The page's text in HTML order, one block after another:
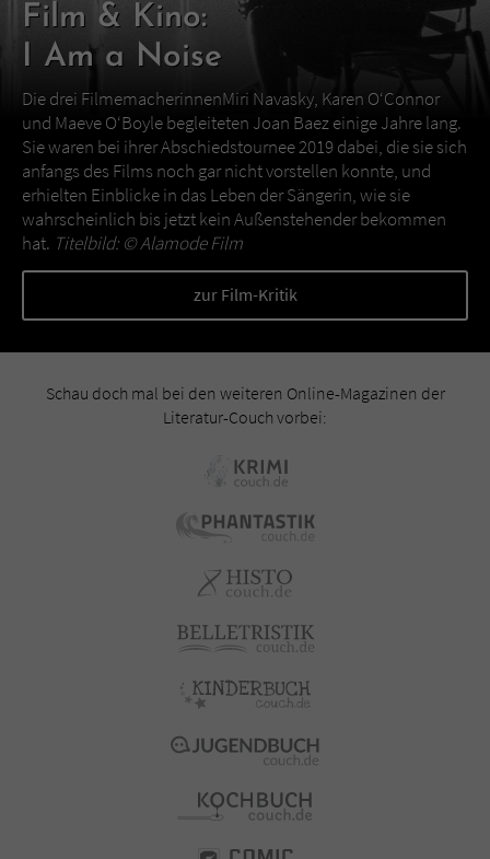
Film & Kino:
I Am a Noise
Die drei FilmemacherinnenMiri Navasky, Karen O‘Connor
und Maeve O‘Boyle begleiteten Joan Baez einige Jahre lang.
Sie waren bei ihrer Abschiedstournee 2019 dabei, die sie sich
anfangs des Films noch gar nicht vorstellen konnte, und
erhielten Einblicke in das Leben der Sängerin, wie sie
wahrscheinlich bis jetzt kein Außenstehender bekommen
hat. Titelbild: ©Alamode Film
zur Film-Kritik
Schau doch mal bei den weiteren Online-Magazinen der
Literatur-Couch vorbei: